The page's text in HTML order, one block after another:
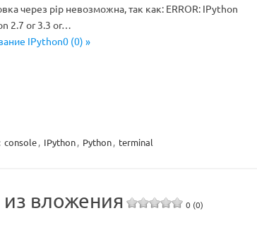
через pip невозможна, так как: ERROR: IPython
2.7 or 3.3 or…
IPython0 (0) »
console, IPython, Python, terminal
вложения 0 (0)